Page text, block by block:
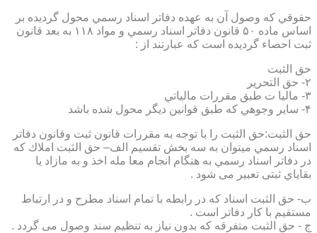
حقوقي كه وصول آن به عهده دفاتر اسناد رسمي محول گرديده بر
اساس ماده ۵۰ قانون دفاتر اسناد رسمي و مواد ۱۱۸ به بعد قانون
ثبت احصاء گرديده است كه عبارتند از :
حق الثبت
۲- حق التحرير
۳- ماليا ت طبق مقررات مالياتي
۴- ساير وجوهي كه طبق قوانين ديگر محول شده باشد
حق الثبت:حق الثبت را با توجه به مقررات قانون ثبت وقانون دفاتر
اسناد رسمي ميتوان به سه بخش تقسيم الف– حق الثبت املاك كه
در دفاتر اسناد رسمي به هنگام انجام معا مله اخذ و به مازاد يا
بقاياي ثبتی تعبیر می شود .
ب- حق الثبت اسناد كه در رابطه با تمام اسناد مطرح و در ارتباط
مستقيم با كار دفاتر است .
ج - حق الثبت متفرقه كه بدون نياز به تنظیم سند وصول می گردد .